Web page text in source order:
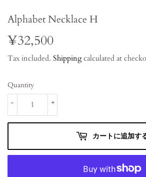
Alphabet Necklace H
¥32,500
Tax included. Shippingcalculated at
Quantity
+
-
カートに追加す